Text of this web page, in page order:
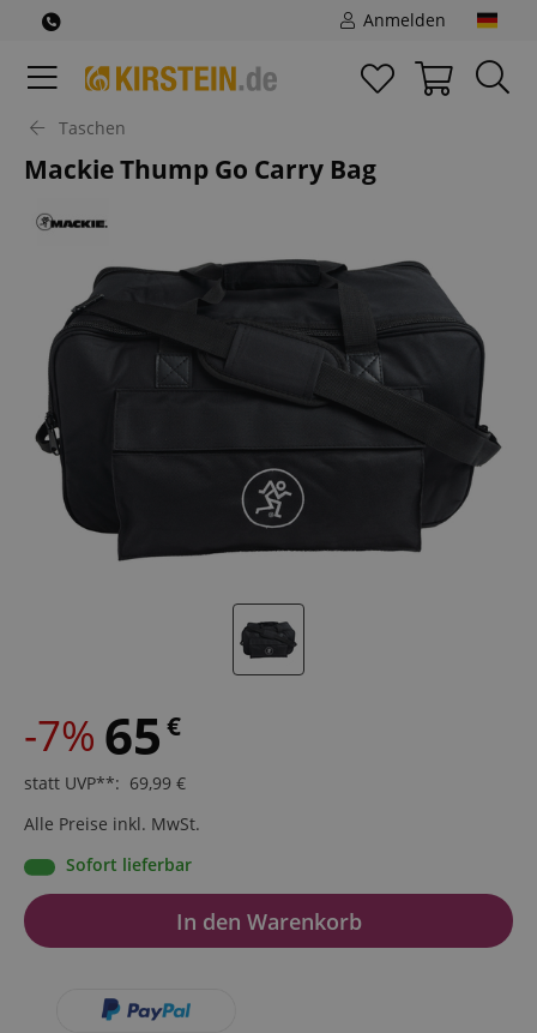
Anmelden
Taschen
Mackie Thump Go Carry Bag
-7% 65 €
statt UVP**: 69,99 €
Alle Preise inkl. MwSt.
Sofort lieferbar
In den Warenkorb